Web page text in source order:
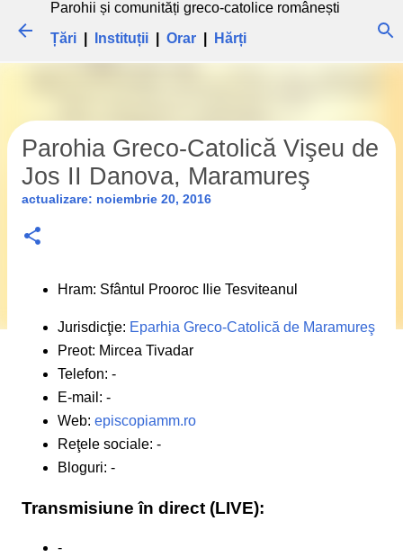
Parohii și comunități greco-catolice românești
Țări
Instituții Orar Hărți
Parohia Greco-Catolică Vişeu de
Jos II Danova, Maramureş
actualizare: noiembrie 20, 2016
Hram: Sfântul Prooroc Ilie Tesviteanul
Jurisdicţie: Eparhia Greco-Catolică de Maramureş
Preot: Mircea Tivadar
Telefon: -
E-mail: -
Web: episcopiamm.ro
Reţele sociale: -
Bloguri: -
Transmisiune în direct (LIVE):
-